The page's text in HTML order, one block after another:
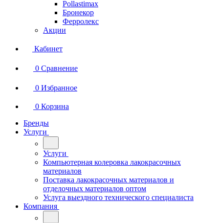
Pollastimax
Бронекор
Ферролекс
Акции
Кабинет
0 Сравнение
0 Избранное
0 Корзина
Бренды
Услуги
Услуги
Компьютерная колеровка лакокрасочных
материалов
Поставка лакокрасочных материалов и
отделочных материалов оптом
Услуга выездного технического специалиста
Компания